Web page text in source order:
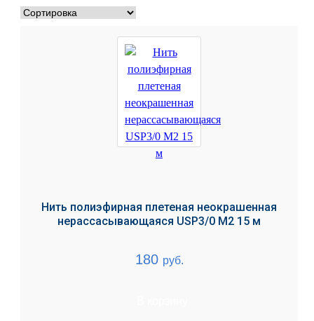
Нить полиэфирная плетеная неокрашенная
нерассасывающаяся USP3/0 M2 15 м
180 руб.